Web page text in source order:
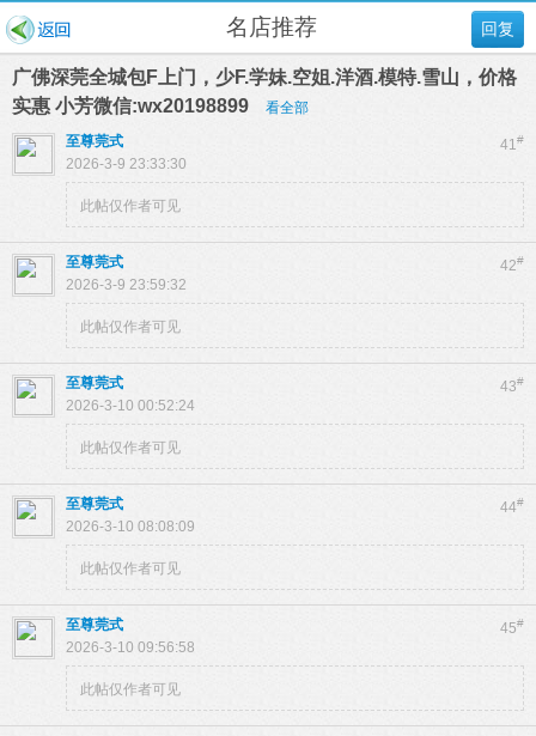
回复
名店推荐
广佛深莞全城包F上门，少F.学妹.空姐.洋酒.模特.雪山，价格
实惠 小芳微信:wx20198899
看全部
41#
至尊莞式
2026-3-9 23:33:30
此帖仅作者可见
42#
至尊莞式
2026-3-9 23:59:32
此帖仅作者可见
43#
至尊莞式
2026-3-10 00:52:24
此帖仅作者可见
44#
至尊莞式
2026-3-10 08:08:09
此帖仅作者可见
45#
至尊莞式
2026-3-10 09:56:58
此帖仅作者可见